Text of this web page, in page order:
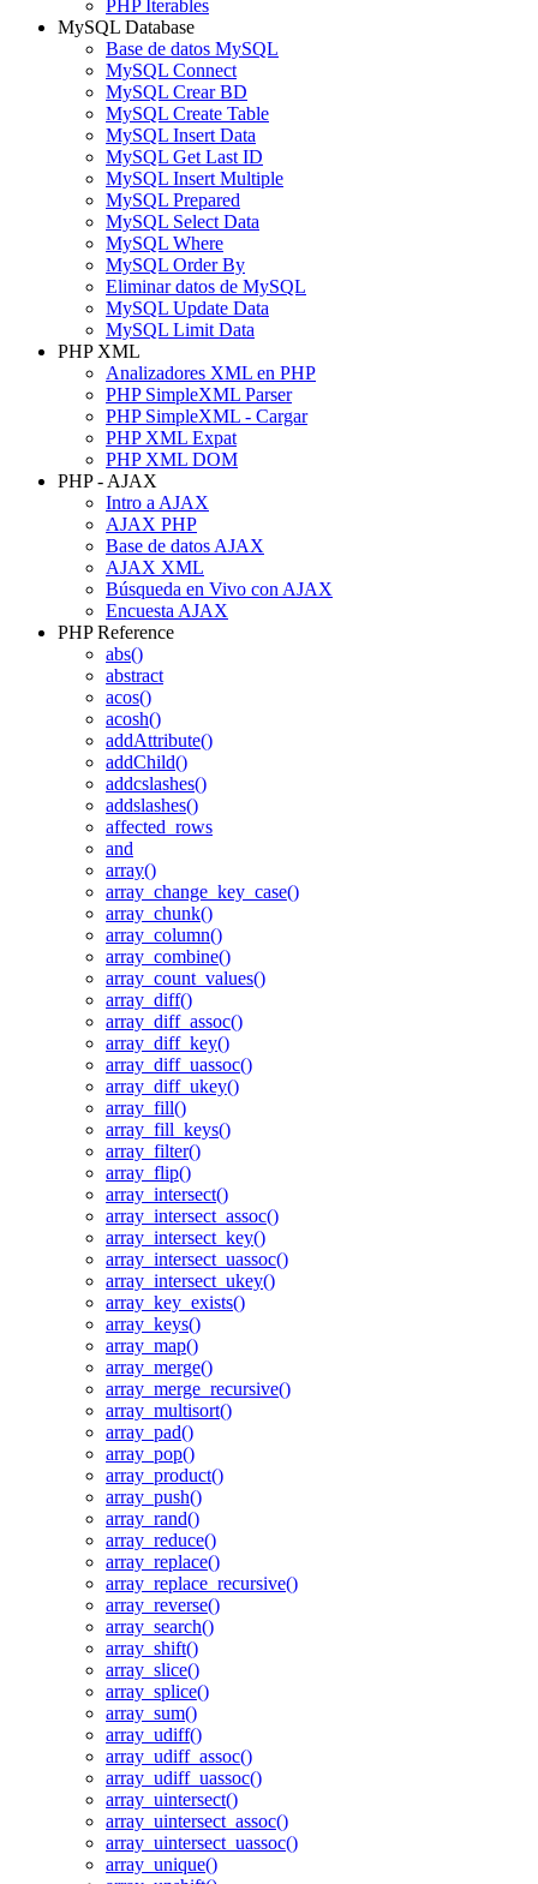
PHP Iterables
MySQL Database
Base de datos MySQL
MySQL Connect
MySQL Crear BD
MySQL Create Table
MySQL Insert Data
MySQL Get Last ID
MySQL Insert Multiple
MySQL Prepared
MySQL Select Data
MySQL Where
MySQL Order By
Eliminar datos de MySQL
MySQL Update Data
MySQL Limit Data
PHP XML
Analizadores XML en PHP
PHP SimpleXML Parser
PHP SimpleXML - Cargar
PHP XML Expat
PHP XML DOM
PHP - AJAX
Intro a AJAX
AJAX PHP
Base de datos AJAX
AJAX XML
Búsqueda en Vivo con AJAX
Encuesta AJAX
PHP Reference
abs()
abstract
acos()
acosh()
addAttribute()
addChild()
addcslashes()
addslashes()
affected_rows
and
array()
array_change_key_case()
array_chunk()
array_column()
array_combine()
array_count_values()
array_diff()
array_diff_assoc()
array_diff_key()
array_diff_uassoc()
array_diff_ukey()
array_fill()
array_fill_keys()
array_filter()
array_flip()
array_intersect()
array_intersect_assoc()
array_intersect_key()
array_intersect_uassoc()
array_intersect_ukey()
array_key_exists()
array_keys()
array_map()
array_merge()
array_merge_recursive()
array_multisort()
array_pad()
array_pop()
array_product()
array_push()
array_rand()
array_reduce()
array_replace()
array_replace_recursive()
array_reverse()
array_search()
array_shift()
array_slice()
array_splice()
array_sum()
array_udiff()
array_udiff_assoc()
array_udiff_uassoc()
array_uintersect()
array_uintersect_assoc()
array_uintersect_uassoc()
array_unique()